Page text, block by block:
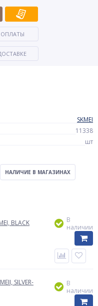
SKMEI
11338
шт
НАЛИЧИЕ В МАГАЗИНАХ
BLACK
В
наличии
SILVER-
В
наличии